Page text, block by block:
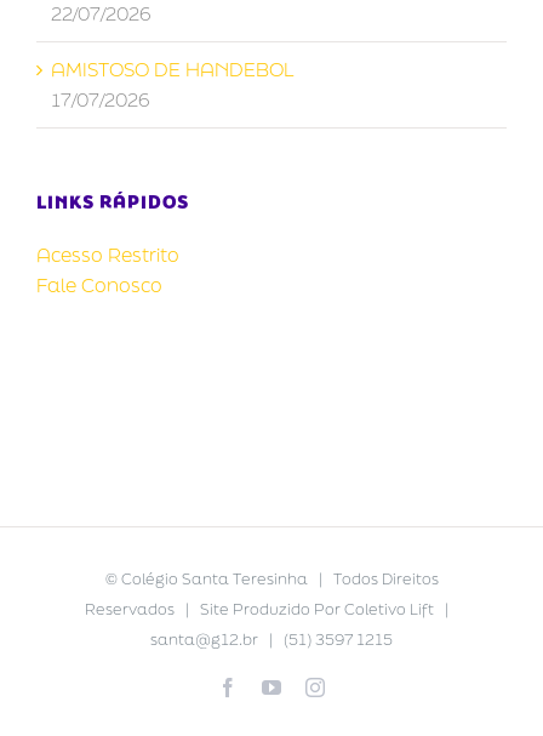
22/07/2026
AMISTOSO DE HANDEBOL
17/07/2026
LINKS RÁPIDOS
Acesso Restrito
Fale Conosco
©Colégio Santa Teresinha| Todos Direitos
Reservados | Site Produzido PorColetivo Lift|
santa@g12.br | (51) 3597 1215
FacebookYouTubeInstagram